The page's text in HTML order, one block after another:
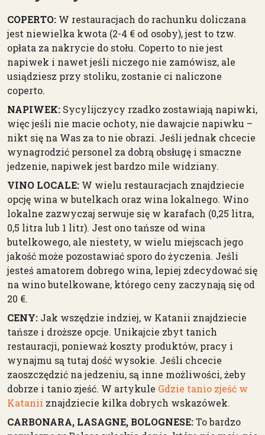
COPERTO: W restauracjach do rachunku doliczana
jest niewielka kwota (2-4 € od osoby), jest to tzw.
opłata za nakrycie do stołu. Coperto to nie jest
napiwek i nawet jeśli niczego nie zamówisz, ale
usiądziesz przy stoliku, zostanie ci naliczone
coperto.
NAPIWEK: Sycylijczycy rzadko zostawiają napiwki,
więc jeśli nie macie ochoty, nie dawajcie napiwku –
nikt się na Was za to nie obrazi. Jeśli jednak chcecie
wynagrodzić personel za dobrą obsługę i smaczne
jedzenie, napiwek jest bardzo mile widziany.
VINO LOCALE: W wielu restauracjach znajdziecie
opcję wina w butelkach oraz wina lokalnego. Wino
lokalne zazwyczaj serwuje się w karafach (0,25 litra,
0,5 litra lub 1 litr). Jest ono tańsze od wina
butelkowego, ale niestety, w wielu miejscach jego
jakość może pozostawiać sporo do życzenia. Jeśli
jesteś amatorem dobrego wina, lepiej zdecydować się
na wino butelkowane, którego ceny zaczynają się od
20 €.
CENY: Jak wszędzie indziej, w Katanii znajdziecie
tańsze i droższe opcje. Unikajcie zbyt tanich
restauracji, ponieważ koszty produktów, pracy i
wynajmu są tutaj dość wysokie. Jeśli chcecie
zaoszczędzić na jedzeniu, są inne możliwości, żeby
dobrze i tanio zjeść. W artykule Gdzie tanio zjeść w
Katanii znajdziecie kilka dobrych wskazówek.
CARBONARA, LASAGNE, BOLOGNESE:To bardzo